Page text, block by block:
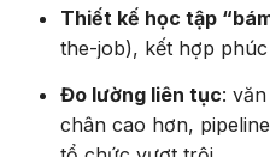
Thiết kế học tập
the-job), kết hợp
Đo lường liên tục:
chân cao hơn,
tổ chức vượt trội.